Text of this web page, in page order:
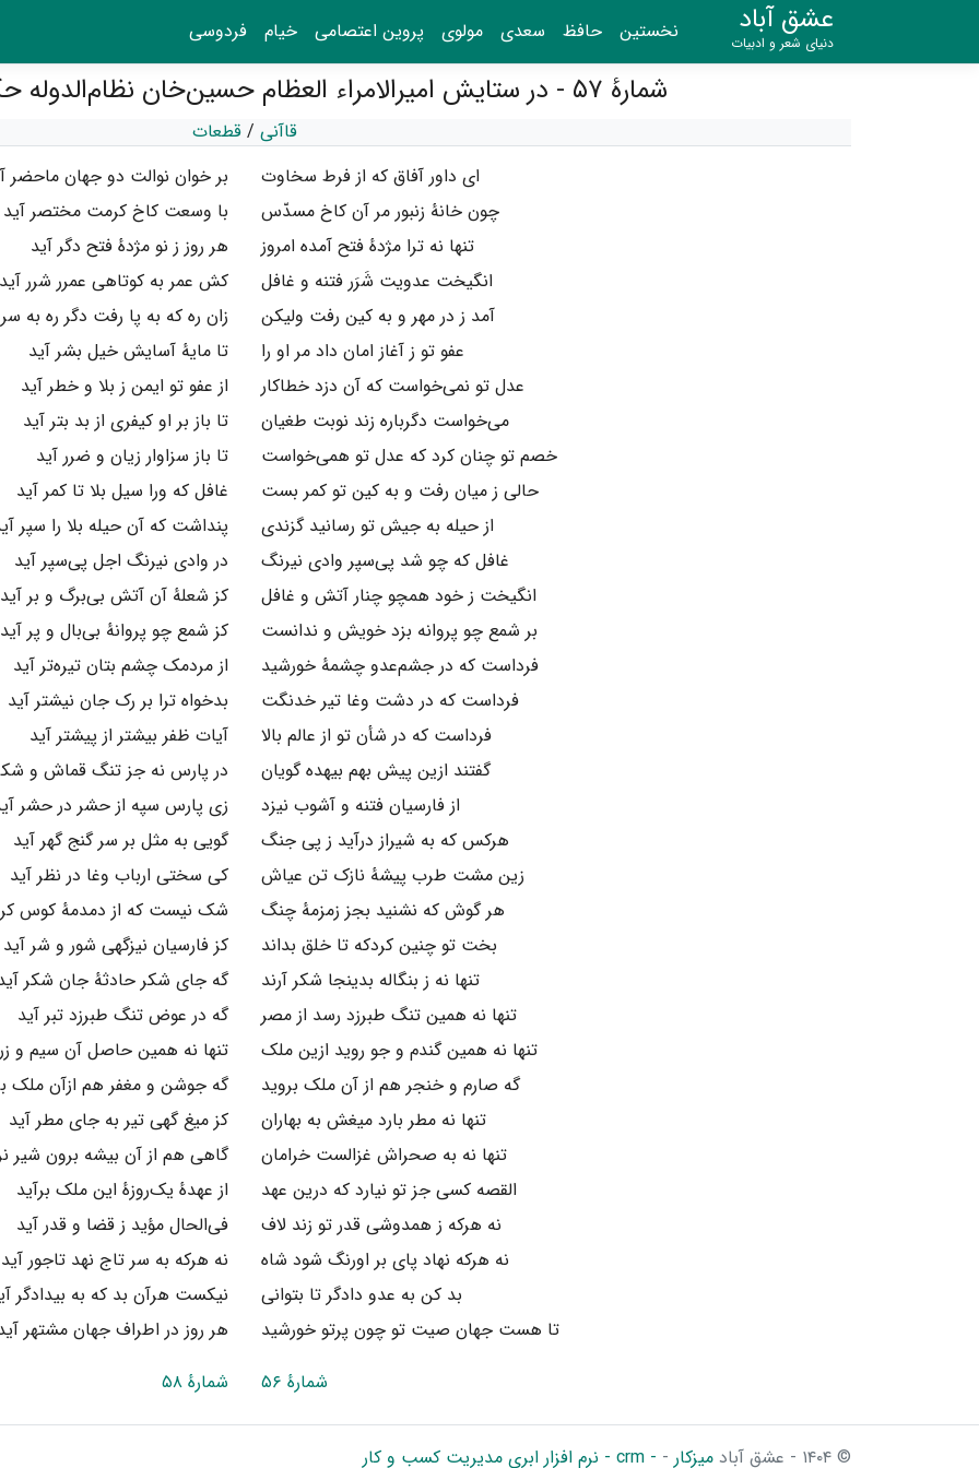
عشق آباد
دنیای شعر و ادبیات نخستین حافظ سعدی مولوی پروین اعتصامی خیام فردوسی
شمارهٔ ۵۷ - در ستایش امیرالامراء العظام حسین‌خان نظام‌الدوله حکمران فارس گوید
قاآنی / قطعات
ای داور آفاق که از فرط سخاوت
بر خوان نوالت دو جهان ماحضر
چون خانهٔ زنبور مر آن کاخ مسدّس
با وسعت کاخ کرمت مختصر آید
تنها نه ترا مژدهٔ فتح آمده امروز
هر روز ز نو مژدهٔ فتح دگر آید
انگیخت عدویت شَرَر فتنه و غافل
کش عمر به کوتاهی عمرر شرر آید
آمد ز در مهر و به کین رفت ولیکن
زان ره که به پا رفت دگر ره به
عفو تو ز آغاز امان داد مر او را
تا مایهٔ آسایش خیل بشر آید
عدل تو نمی‌خواست که آن دزد خطاکار
از عفو تو ایمن ز بلا و خطر آید
می‌خواست دگرباره زند نوبت طغیان
تا باز بر او کیفری از بد بتر آید
خصم تو چنان کرد که عدل تو همی‌خواست
تا باز سزاوار زیان و ضرر آید
حالی ز میان رفت و به کین تو کمر بست
غافل که ورا سیل بلا تا کمر آید
از حیله به جیش تو رسانید گزندی
پنداشت که آن حیله بلا را سپر
غافل که چو شد پی‌سپر وادی نیرنگ
در وادی نیرنگ اجل پی‌سپر آید
انگیخت ز خود همچو چنار آتش و غافل
کز شعلهٔ آن آتش بی‌برگ و بر آید
بر شمع چو پروانه بزد خویش و ندانست
کز شمع چو پروانهٔ بی‌بال و پر آید
فرداست که در جشم‌عدو چشمهٔ خورشید
از مردمک چشم‌ بتان تیره‌تر آید
فرداست که در دشت وغا تیر خدنگت
بدخواه ترا بر رک جان نیشتر آید
فرداست که در شأن تو از عالم بالا
آیات ظفر بیشتر از پیشتر آید
گفتند ازین پیش بهم بیهده گویان
در پارس نه جز تنگ قماش و
از فارسیان فتنه و آشوب نیزد
زی پارس سپه از حشر در حشر
هرکس که به شیراز درآید ز پی جنگ
گویی به مثل بر سر گنج گهر آید
زین مشت طرب پیشهٔ نازک تن عیاش
کی سختی ارباب وغا در نظر آید
هر گوش که نشنید بجز زمزمهٔ چنگ
شک نیست که از دمدمهٔ کوس کر
بخت تو چنین کردکه تا خلق بداند
کز فارسیان نیزگهی شور و شر آید
تنها نه ز بنگاله بدینجا شکر آرند
گه جای شکر حادثهٔ جان ‌شکر
تنها نه همین تنگ طبرزد رسد از مصر
گه در عوض تنگ طبرزد تبر آید
تنها نه همین گندم و جو روید ازین ملک
تنها نه همین حاصل آن سیم و
گه صارم و خنجر هم از آن ملک بروید
گه جوشن و مغفر هم ازآن ملک
تنها نه مطر بارد میغش به بهاران
کز میغ گهی تیر به جای مطر آید
تنها نه به صحراش غزالست خرامان
گاهی هم از آن بیشه برون شیر
القصه کسی جز تو نیارد که درین عهد
از عهدهٔ یک‌روزهٔ این ملک برآید
نه هرکه ز همدوشی قدر تو زند لاف
فی‌الحال مؤید ز قضا و قدر آید
نه هرکه نهاد پای بر اورنگ شود شاه
نه هرکه به سر تاج نهد تاجور آید
بد کن به عدو دادگر تا بتوانی
نیکست هرآن بد که به بیدادگر
تا هست‌ جهان ‌صیت‌ تو چون پرتو خورشید
هر روز در اطراف جهان مشتهر
شمارهٔ ۵۶
شمارهٔ ۵۸
© ۱۴۰۴ - عشق آباد میزکار - - crm - نرم افزار ابری مدیریت کسب و کار